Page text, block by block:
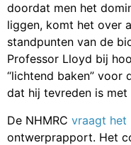
doordat men het
liggen, komt het over
standpunten van de
Professor Lloyd bij
“lichtend baken” voor
dat hij tevreden is
De NHMRC vraagt het
ontwerprapport. Het